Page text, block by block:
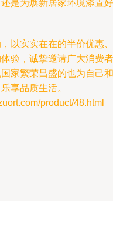
是为焕新居家环境添置好
以实实在在的半价优惠、
验，诚挚邀请广大消费者
家繁荣昌盛的也为自己和
享品质生活。
product/48.html